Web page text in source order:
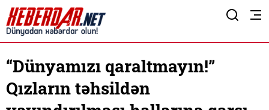
“Dünyamızı qaraltmayın!”
Qızların təhsildən